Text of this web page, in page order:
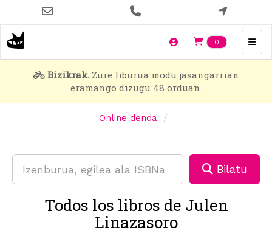
main
content
0 Items en
Bizikrak.Zure liburua modu jasangarrian
eramango dizugu 48 orduan.
Online denda
Bilatu
Todos los libros de Julen
Linazasoro